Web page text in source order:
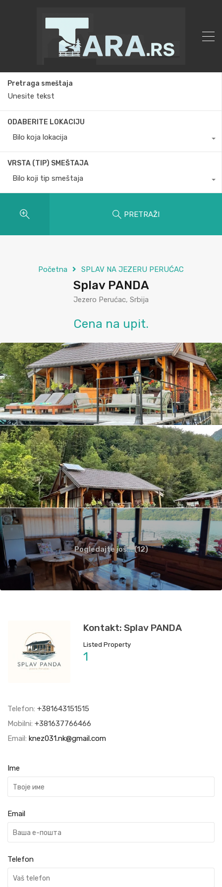
Pretraga smeštaja
ODABERITE LOKACIJU
Bilo koja lokacija
VRSTA (TIP) SMEŠTAJA
Bilo koji tip smeštaja
PRETRAŽI
Početna SPLAV NA JEZERU PERUĆAC
Splav PANDA
Jezero Perućac, Srbija
Cena na upit.
Pogledajte još... (12)
Kontakt: Splav PANDA
Listed Property
1
Telefon: +381643151515
Mobilni: +381637766466
Email: knez031.nk@gmail.com
Ime
Email
Telefon